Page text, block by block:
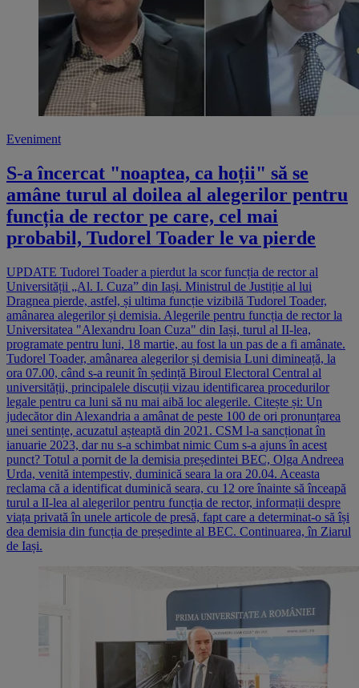
Eveniment
S-a încercat "noaptea, ca hoții" să se
amâne turul al doilea al alegerilor pentru
funcția de rector pe care, cel mai
probabil, Tudorel Toader le va pierde
UPDATE Tudorel Toader a pierdut la scor funcția de rector al
Universității „Al. I. Cuza” din Iași. Ministrul de Justiție al lui
Dragnea pierde, astfel, și ultima funcție vizibilă Tudorel Toader,
amânarea alegerilor și demisia. Alegerile pentru funcția de rector la
Universitatea "Alexandru Ioan Cuza" din Iași, turul al II-lea,
programate pentru luni, 18 martie, au fost la un pas de a fi amânate.
Tudorel Toader, amânarea alegerilor și demisia Luni dimineață, la
ora 07.00, când s-a reunit în ședință Biroul Electoral Central al
universității, principalele discuții vizau identificarea procedurilor
legale pentru ca luni să nu mai aibă loc alegerile. Citește și: Un
judecător din Alexandria a amânat de peste 100 de ori pronunțarea
unei sentințe, acuzatul așteaptă din 2021. CSM l-a sancționat în
ianuarie 2023, dar nu s-a schimbat nimic Cum s-a ajuns în acest
punct? Totul a pornit de la demisia președintei BEC, Olga Andreea
Urda, venită intempestiv, duminică seara la ora 20.04. Aceasta
reclama că a identificat duminică seara, cu 12 ore înainte să înceapă
turul a lI-lea al alegerilor pentru funcția de rector, informații despre
viața privată în unele articole de presă, fapt care a determinat-o să își
dea demisia din funcția de președinte al BEC. Continuarea, în Ziarul
de Iași.